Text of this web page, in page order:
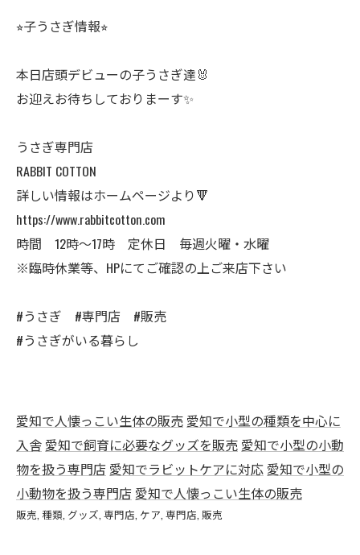
⭐︎子うさぎ情報⭐︎
本日店頭デビューの子うさぎ達🐰
お迎えお待ちしておりまーす✨
うさぎ専門店
RABBIT COTTON
詳しい情報はホームページより🔻
https://www.rabbitcotton.com
時間 12時〜17時 定休日 毎週火曜・水曜
※臨時休業等、HPにてご確認の上ご来店下さい
#うさぎ #専門店 #販売
#うさぎがいる暮らし
愛知で人懐っこい生体の販売 愛知で小型の種類を中心に
入舎 愛知で飼育に必要なグッズを販売 愛知で小型の小動
物を扱う専門店 愛知でラビットケアに対応 愛知で小型の
小動物を扱う専門店 愛知で人懐っこい生体の販売
販売 種類 グッズ 専門店 ケア 専門店 販売